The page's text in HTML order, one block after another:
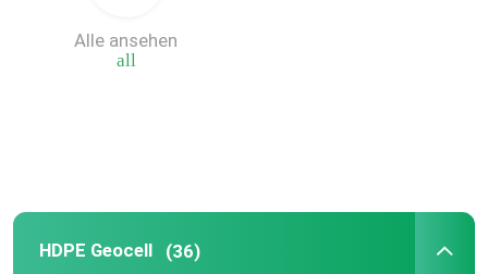
Fordern Sie ein Zitat
Geosynthetic-Verstärkungsgitter
all
Alle ansehen
HDPE Geocell (36)